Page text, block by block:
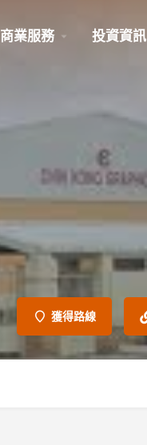
商業服務 投資資訊
獲得路線